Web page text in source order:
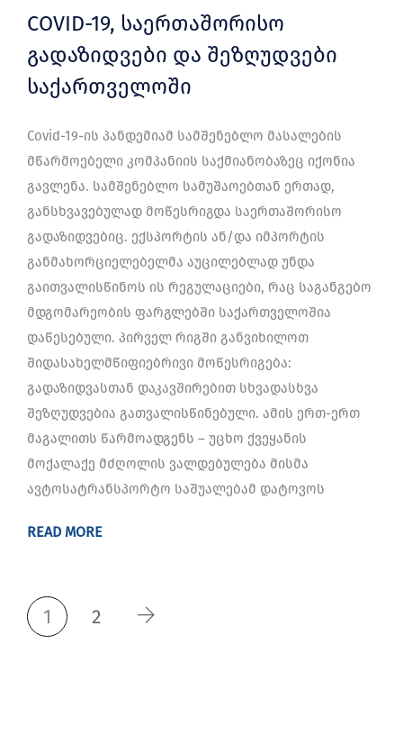
COVID-19, საერთაშორისო
გადაზიდვები და შეზღუდვები
საქართველოში
Covid-19-ის პანდემიამ სამშენებლო მასალების
მწარმოებელი კომპანიის საქმიანობაზეც იქონია
გავლენა. სამშენებლო სამუშაოებთან ერთად,
განსხვავებულად მოწესრიგდა საერთაშორისო
გადაზიდვებიც. ექსპორტის ან/და იმპორტის
განმახორციელებელმა აუცილებლად უნდა
გაითვალისწინოს ის რეგულაციები, რაც საგანგებო
მდგომარეობის ფარგლებში საქართველოშია
დაწესებული. პირველ რიგში განვიხილოთ
შიდასახელმწიფიებრივი მოწესრიგება:
გადაზიდვასთან დაკავშირებით სხვადასხვა
შეზღუდვებია გათვალისწინებული. ამის ერთ-ერთ
მაგალითს წარმოადგენს ― უცხო ქვეყანის
მოქალაქე მძღოლის ვალდებულება მისმა
ავტოსატრანსპორტო საშუალებამ დატოვოს
READ MORE
1 2